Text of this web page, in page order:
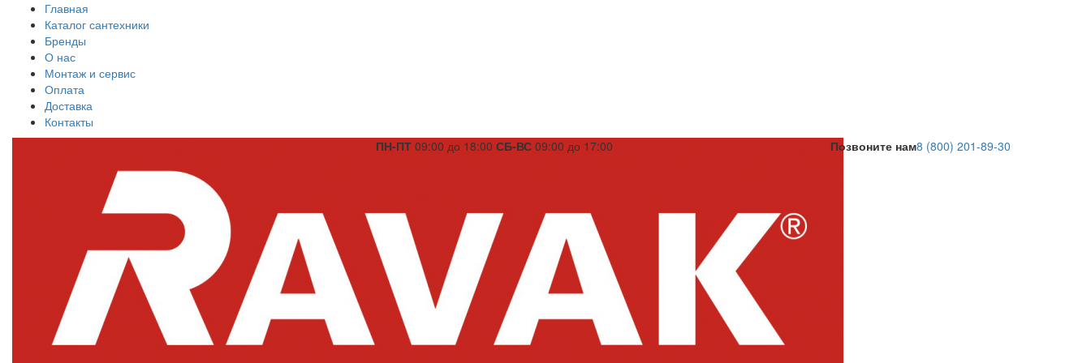
Главная
Каталог сантехники
Бренды
О нас
Монтаж и сервис
Оплата
Доставка
Контакты
ПН-ПТ 09:00 до 18:00 СБ-ВС 09:00 до 17:00 Позвоните нам8 (800) 201-89-30